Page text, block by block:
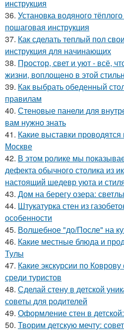
инструкция
36. Установка водяного
пошаговая инструкция
37. Как сделать теплый пол
инструкция для начинающих
38. Простор, свет и уют - всё,
жизни, воплощено в этой
39. Как выбрать обеденный
правилам
40. Стеновые панели для
вам нужно знать
41. Какие выставки
Москве
42. В этом ролике мы
дефекта обычного столика из
настоящий шедевр уюта и
43. Дом на берегу озера:
44. Штукатурка стен из
особенности
45. Волшебное "до/После" на
46. Какие местные блюда и
Тулы
47. Какие экскурсии по
среди туристов
48. Сделай стену в детской
советы для родителей
49. Оформление стен в
50. Творим детскую мечту: